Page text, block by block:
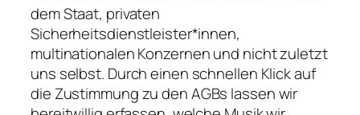
dem Staat, privaten
Sicherheitsdienstleister*innen,
multinationalen Konzernen und nicht zuletzt
uns selbst. Durch einen schnellen Klick auf
die Zustimmung zu den AGBs lassen wir